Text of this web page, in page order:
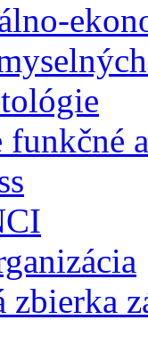
funkčné
zbierka